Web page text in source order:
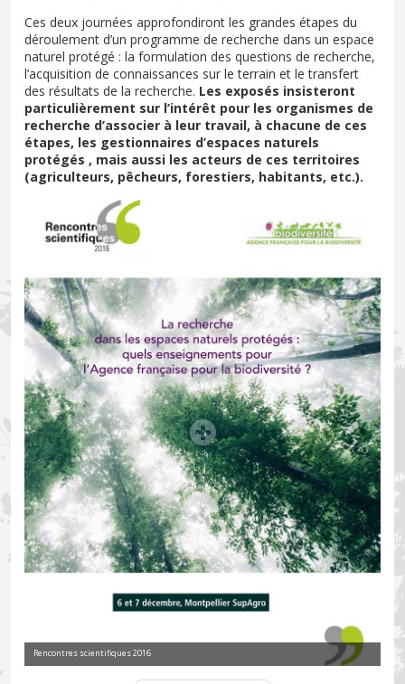
Ces deux journées approfondiront les grandes étapes du
déroulement d’un programme de recherche dans un espace
naturel protégé : la formulation des questions de recherche,
l’acquisition de connaissances sur le terrain et le transfert
des résultats de la recherche. Les exposés insisteront
particulièrement sur l’intérêt pour les organismes de
recherche d’associer à leur travail, à chacune de ces
étapes, les gestionnaires d’espaces naturels
protégés , mais aussi les acteurs de ces territoires
(agriculteurs, pêcheurs, forestiers, habitants, etc.).
Rencontres scientifiques 2016